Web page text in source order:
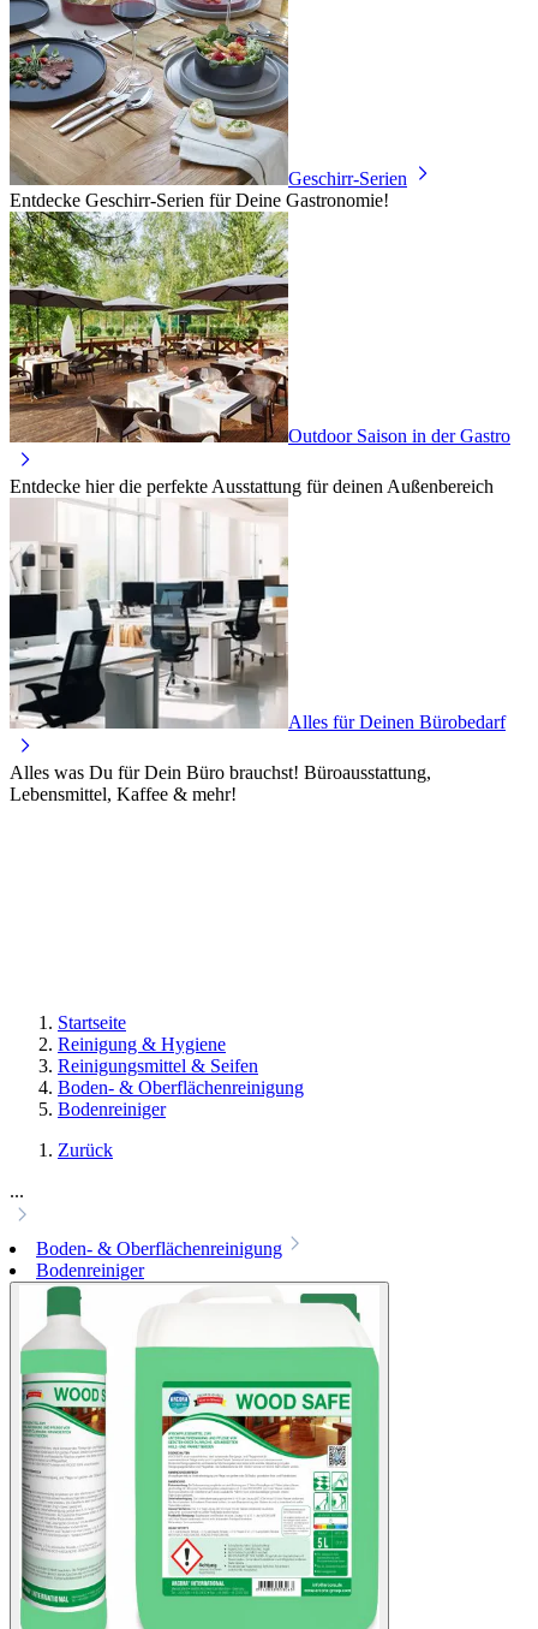
Geschirr-Serien
Entdecke Geschirr-Serien für Deine Gastronomie!
Outdoor Saison in der Gastro
Entdecke hier die perfekte Ausstattung für deinen Außenbereich
Alles für Deinen Bürobedarf
Alles was Du für Dein Büro brauchst! Büroausstattung,
Lebensmittel, Kaffee & mehr!
Startseite
Reinigung & Hygiene
Reinigungsmittel & Seifen
Boden- & Oberflächenreinigung
Bodenreiniger
Zurück
...
Boden- & Oberflächenreinigung
Bodenreiniger